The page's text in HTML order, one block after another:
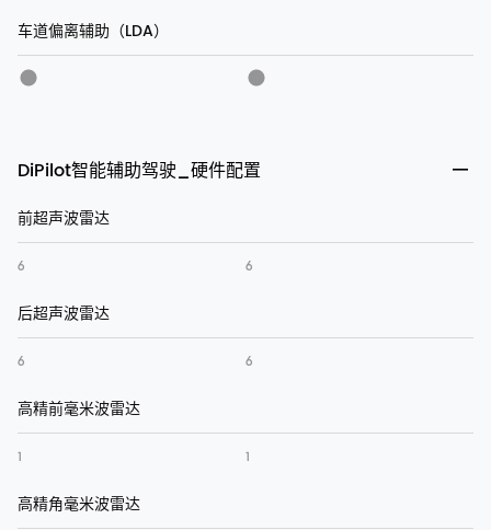
车道偏离辅助（LDA）
DiPilot智能辅助驾驶_硬件配置
前超声波雷达
6 6
后超声波雷达
6 6
高精前毫米波雷达
1 1
高精角毫米波雷达